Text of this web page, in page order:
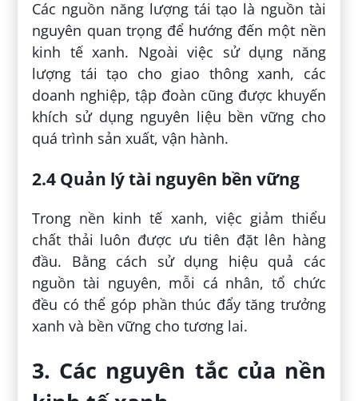
Các nguồn năng lượng tái tạo là nguồn tài
nguyên quan trọng để hướng đến một nền
kinh tế xanh. Ngoài việc sử dụng năng
lượng tái tạo cho giao thông xanh, các
doanh nghiệp, tập đoàn cũng được khuyến
khích sử dụng nguyên liệu bền vững cho
quá trình sản xuất, vận hành.
2.4 Quản lý tài nguyên bền vững
Trong nền kinh tế xanh, việc giảm thiểu
chất thải luôn được ưu tiên đặt lên hàng
đầu. Bằng cách sử dụng hiệu quả các
nguồn tài nguyên, mỗi cá nhân, tổ chức
đều có thể góp phần thúc đẩy tăng trưởng
xanh và bền vững cho tương lai.
3. Các nguyên tắc của nền